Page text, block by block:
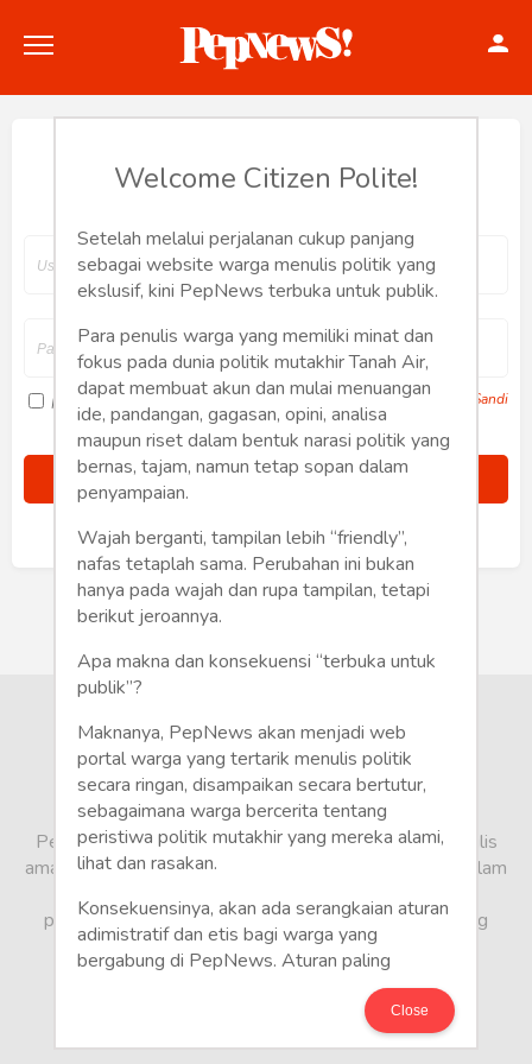
Politik
Hankam
Internasional
Bisnis
Humaniora
Sketsa
Tekno
Gaya
Wisata
Wanita
Hey, Welcome back.
Ingat saya Lupa Sandi
Buat Akun Baru
Welcome Citizen Polite!
Setelah melalui perjalanan cukup panjang
sebagai website warga menulis politik yang
ekslusif, kini PepNews terbuka untuk publik.
Para penulis warga yang memiliki minat dan
fokus pada dunia politik mutakhir Tanah Air,
dapat membuat akun dan mulai menuangan
ide, pandangan, gagasan, opini, analisa
maupun riset dalam bentuk narasi politik yang
bernas, tajam, namun tetap sopan dalam
penyampaian.
Wajah berganti, tampilan lebih “friendly”,
nafas tetaplah sama. Perubahan ini bukan
hanya pada wajah dan rupa tampilan, tetapi
berikut jeroannya.
Apa makna dan konsekuensi “terbuka untuk
publik”?
Maknanya, PepNews akan menjadi web
portal warga yang tertarik menulis politik
secara ringan, disampaikan secara bertutur,
sebagaimana warga bercerita tentang
peristiwa politik mutakhir yang mereka alami,
lihat dan rasakan.
Konsekuensinya, akan ada serangkaian aturan
adimistratif dan etis bagi warga yang
bergabung di PepNews. Aturan paling
mendasar adalah setiap penulis wajib
menggunakan identitas asli sesuai kartu
keterangan penduduk. Demikian juga foto
Close
PepNews.com adalah media warga, tempat bagi penulis
amatir dan profesional menyampaikan berbagai opini dalam
pandang tidak biasa, yang berbeda dari sudut pandang
berita media arus utama.